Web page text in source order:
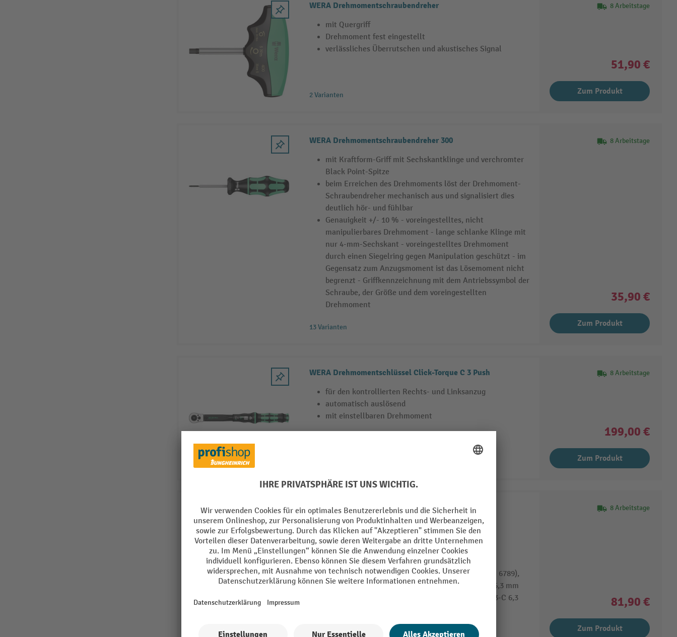
WERA Drehmomentschraubendreher
mit Quergriff
Drehmoment fest eingestellt
verlässliches Überrutschen und akustisches Signal
2 Varianten
8 Arbeitstage
51,90 €
Zum Produkt
WERA Drehmomentschraubendreher 300
mit Kraftform-Griff mit Sechskantklinge und verchromter
Black Point-Spitze
beim Erreichen des Drehmoments löst der Drehmoment-
Schraubendreher mechanisch aus und signalisiert dies
deutlich hör- und fühlbar
Genauigkeit +/- 10 % - voreingestelltes, nicht
manipulierbares Drehmoment - lange schlanke Klinge mit
nur 4-mm-Sechskant - voreingestelltes Drehmoment
durch einen Siegelring gegen Manipulation geschützt - im
Gegensatz zum Anzugsmoment ist das Lösemoment nicht
begrenzt - Griffkennzeichnung mit dem Antriebssymbol der
Schraube, der Größe und dem voreingestellten
Drehmoment
13 Varianten
8 Arbeitstage
35,90 €
Zum Produkt
WERA Drehmomentschlüssel Click-Torque C 3 Push
für den kontrollierten Rechts- und Linksanzug
automatisch auslösend
mit einstellbaren Drehmoment
8 Arbeitstage
199,00 €
Zum Produkt
WERA Drehmomentschraubendreher 7400 Kraftform,
Schnellwechselfutter
mit einstellbarem Drehmoment und Rapidaptor-
Schnellwechselfutter
mit Kraftform-Griff
Gesamtlänge: 155 mm Genauigkeit ± 6 % (EN ISO 6789),
unbegrenztes Lösemoment geeignet für Bits mit 6,3 mm
(1/4")-Außensechskantantrieb nach DIN ISO 1173-C 6,3
2 Varianten
8 Arbeitstage
81,90 €
Zum Produkt